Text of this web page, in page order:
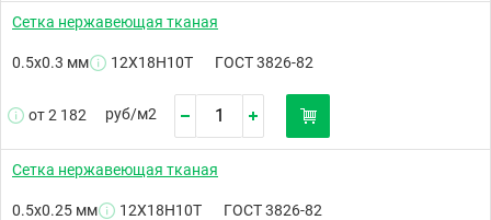
Сетка нержавеющая тканая
0.5х0.3 мм 12Х18Н10Т ГОСТ 3826-82
от 2 182 руб/м2
Сетка нержавеющая тканая
0.5х0.25 мм 12Х18Н10Т ГОСТ 3826-82